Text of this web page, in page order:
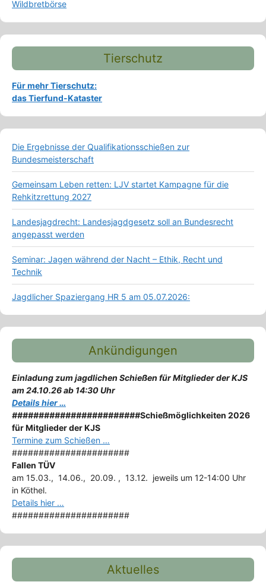
Wildbretbörse
Tierschutz
Für mehr Tierschutz:
das Tierfund-Kataster
Die Ergebnisse der Qualifikationsschießen zur
Bundesmeisterschaft
Gemeinsam Leben retten: LJV startet Kampagne für die
Rehkitzrettung 2027
Landesjagdrecht: Landesjagdgesetz soll an Bundesrecht
angepasst werden
Seminar: Jagen während der Nacht – Ethik, Recht und
Technik
Jagdlicher Spaziergang HR 5 am 05.07.2026:
Ankündigungen
Einladung zum jagdlichen Schießen für Mitglieder der KJS
am 24.10.26 ab 14:30 Uhr
Details hier …
########################Schießmöglichkeiten 2026
für Mitglieder der KJS
Termine zum Schießen …
######################
Fallen TÜV
am 15.03., 14.06., 20.09. , 13.12. jeweils um 12-14:00 Uhr
in Köthel.
Details hier …
######################
Aktuelles